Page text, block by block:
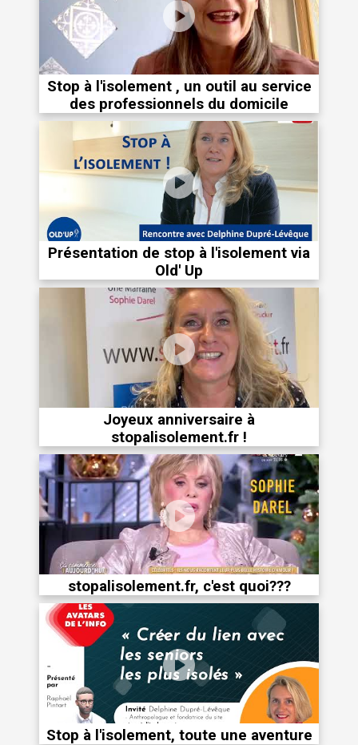
Stop à l'isolement , un outil au service
des professionnels du domicile
Présentation de stop à l'isolement via
Old' Up
Joyeux anniversaire à
stopalisolement.fr !
stopalisolement.fr, c'est quoi???
Stop à l'isolement, toute une aventure